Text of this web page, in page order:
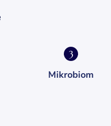
3
Mikrobiom